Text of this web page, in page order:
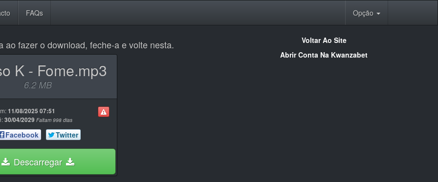
FAQs Opção
ao fazer o download, feche-a e volte nesta.
K - Fome.mp3
6.2 MB
11/08/2025 07:51
30/04/2029 Faltam 998 dias
Facebook Twitter
Descarregar
Voltar Ao Site
Abrir Conta Na Kwanzabet